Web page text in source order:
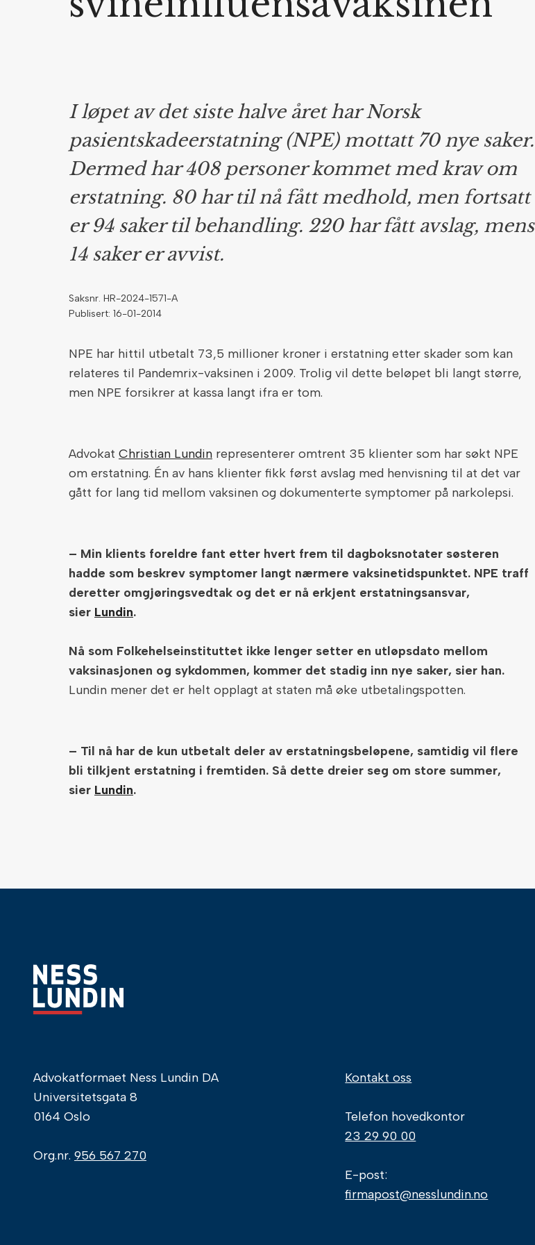
I løpet av det siste halve året har Norsk
pasientskadeerstatning (NPE) mottatt 70 nye saker.
Dermed har 408 personer kommet med krav om
erstatning. 80 har til nå fått medhold, men fortsatt
er 94 saker til behandling. 220 har fått avslag, mens
14 saker er avvist.
Saksnr. HR-2024-1571-A
Publisert: 16-01-2014
NPE har hittil utbetalt 73,5 millioner kroner i erstatning etter skader som kan
relateres til Pandemrix-vaksinen i 2009. Trolig vil dette beløpet bli langt større,
men NPE forsikrer at kassa langt ifra er tom.
Advokat Christian Lundin representerer omtrent 35 klienter som har søkt NPE
om erstatning. Én av hans klienter fikk først avslag med henvisning til at det var
gått for lang tid mellom vaksinen og dokumenterte symptomer på narkolepsi.
– Min klients foreldre fant etter hvert frem til dagboksnotater søsteren
hadde som beskrev symptomer langt nærmere vaksinetidspunktet. NPE traff
deretter omgjøringsvedtak og det er nå erkjent erstatningsansvar,
sier Lundin.
Nå som Folkehelseinstituttet ikke lenger setter en utløpsdato mellom
vaksinasjonen og sykdommen, kommer det stadig inn nye saker, sier han.
Lundin mener det er helt opplagt at staten må øke utbetalingspotten.
– Til nå har de kun utbetalt deler av erstatningsbeløpene, samtidig vil flere
bli tilkjent erstatning i fremtiden. Så dette dreier seg om store summer,
sier Lundin.
Advokatformaet Ness Lundin DA
Universitetsgata 8
0164 Oslo
Org.nr. 956 567 270
Kontakt oss
Telefon hovedkontor
23 29 90 00
E-post:
firmapost@nesslundin.no